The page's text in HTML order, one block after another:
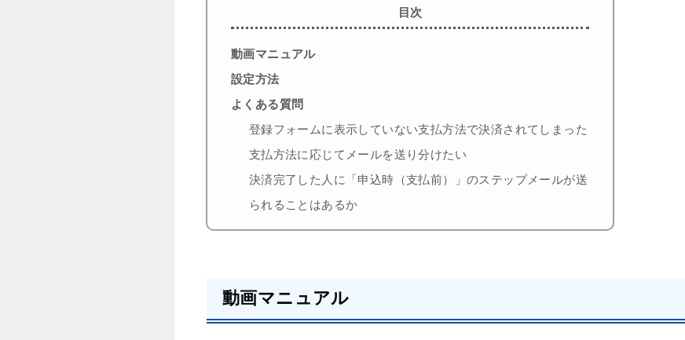
目次
動画マニュアル
設定方法
よくある質問
登録フォームに表示していない支払方法で決済されてしまった
支払方法に応じてメールを送り分けたい
決済完了した人に「申込時（支払前）」のステップメールが送
られることはあるか
動画マニュアル